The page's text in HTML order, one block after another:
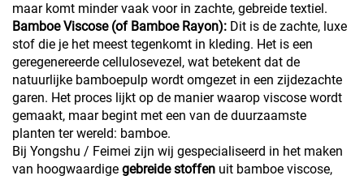
maar komt minder vaak voor in zachte, gebreide textiel.
Bamboe Viscose (of Bamboe Rayon): Dit is de zachte, luxe
stof die je het meest tegenkomt in kleding. Het is een
geregenereerde cellulosevezel, wat betekent dat de
natuurlijke bamboepulp wordt omgezet in een zijdezachte
garen. Het proces lijkt op de manier waarop viscose wordt
gemaakt, maar begint met een van de duurzaamste
planten ter wereld: bamboe.
Bij Yongshu / Feimei zijn wij gespecialiseerd in het maken
van hoogwaardige gebreide stoffen uit bamboe viscose,